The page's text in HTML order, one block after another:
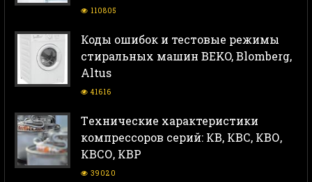
110805
Коды ошибок и тестовые режимы
стиральных машин BEKO, Blomberg,
Altus
41616
Тeхнические характеристики
компрессоров серий: КВ, КВС, КВО,
КВСО, КВР
39020